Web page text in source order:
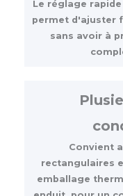
Le réglage
permet d'ajuster
sans avoir à
Convient
rectangulaires
emballage